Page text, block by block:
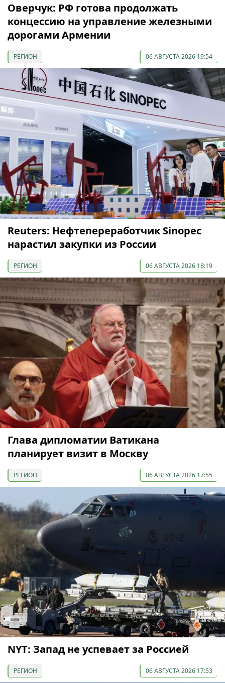
Оверчук: РФ готова продолжать
концессию на управление железными
дорогами Армении
РЕГИОН 06 АВГУСТА 2026 19:54
Reuters: Нефтепереработчик Sinopec
нарастил закупки из России
РЕГИОН 06 АВГУСТА 2026 18:19
Глава дипломатии Ватикана
планирует визит в Москву
РЕГИОН 06 АВГУСТА 2026 17:55
NYT: Запад не успевает за Россией
РЕГИОН 06 АВГУСТА 2026 17:53